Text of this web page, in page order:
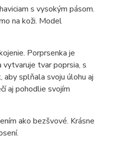
s vysokým pásom.
na koži. Model
Porprsenka je
tvar poprsia, s
aby splňala svoju úlohu aj
aj pohodlie svojím
ako bezšvové. Krásne